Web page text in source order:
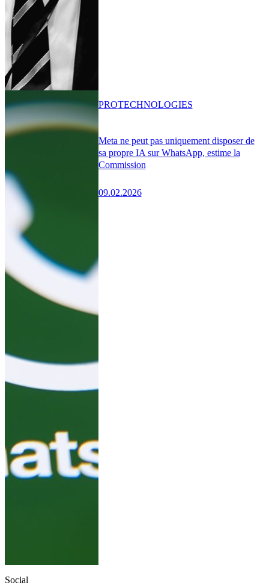
Meta ne peut pas uniquement disposer de
sa propre IA sur WhatsApp, estime la
Commission
09.02.2026
PROTECHNOLOGIES
Social